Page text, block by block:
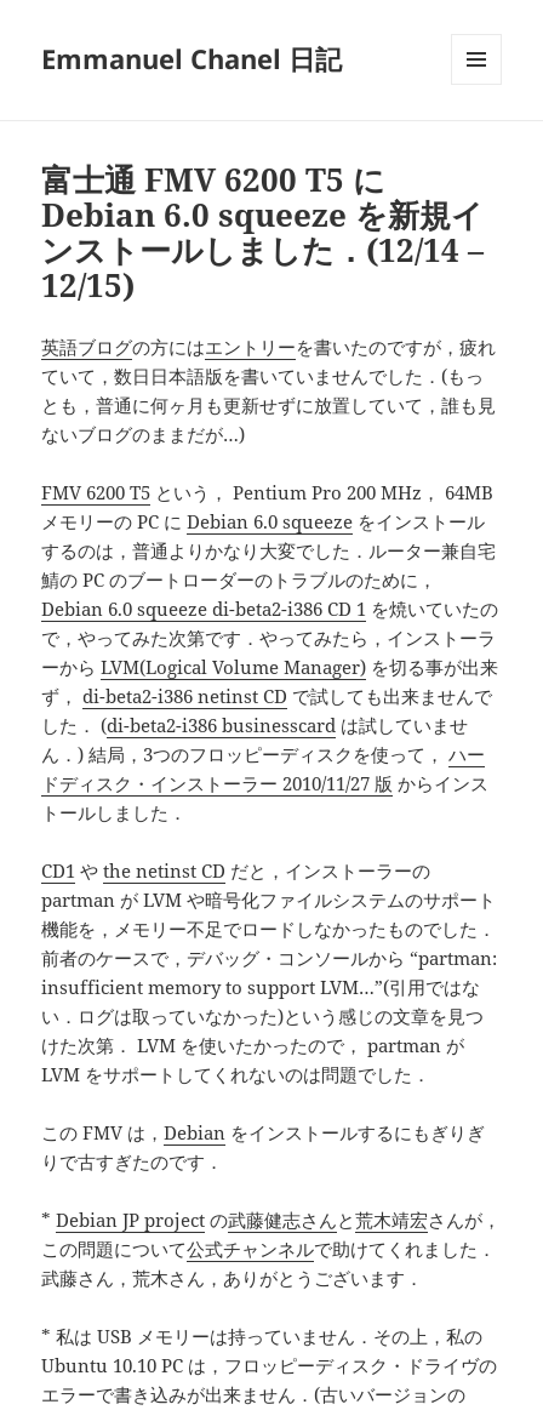
Emmanuel Chanel 日記
富士通 FMV 6200 T5 に
Debian 6.0 squeeze を新規イ
ンストールしました．(12/14 –
12/15)
英語ブログの方にはエントリーを書いたのですが，疲れ
ていて，数日日本語版を書いていませんでした．(もっ
とも，普通に何ヶ月も更新せずに放置していて，誰も見
ないブログのままだが…)
FMV 6200 T5 という， Pentium Pro 200 MHz， 64MB
メモリーの PC にDebian 6.0 squeeze をインストール
するのは，普通よりかなり大変でした．ルーター兼自宅
鯖の PC のブートローダーのトラブルのために，
Debian 6.0 squeeze di-beta2-i386 CD 1 を焼いていたの
で，やってみた次第です．やってみたら，インストーラ
ーからLVM(Logical Volume Manager) を切る事が出来
ず，di-beta2-i386 netinst CD で試しても出来ませんで
した． (di-beta2-i386 businesscard は試していませ
ん．) 結局，3つのフロッピーディスクを使って，ハー
ドディスク・インストーラー 2010/11/27 版 からインス
トールしました．
CD1 やthe netinst CD だと，インストーラーの
partman が LVM や暗号化ファイルシステムのサポート
機能を，メモリー不足でロードしなかったものでした．
前者のケースで，デバッグ・コンソールから “partman:
insufficient memory to support LVM…”(引用ではな
い．ログは取っていなかった)という感じの文章を見つ
けた次第． LVM を使いたかったので， partman が
LVM をサポートしてくれないのは問題でした．
この FMV は，Debian をインストールするにもぎりぎ
りで古すぎたのです．
*Debian JP project の武藤健志さんと荒木靖宏さんが，
この問題について公式チャンネルで助けてくれました．
武藤さん，荒木さん，ありがとうございます．
* 私は USB メモリーは持っていません．その上，私の
Ubuntu 10.10 PC は，フロッピーディスク・ドライヴの
エラーで書き込みが出来ません．(古いバージョンの